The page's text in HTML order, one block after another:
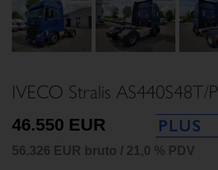
IVECO Stralis AS440S48T/P
46.550 EUR
56.326 EUR bruto / 21,0 % PDV